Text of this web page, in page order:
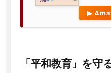
▶
「平和教育」を守